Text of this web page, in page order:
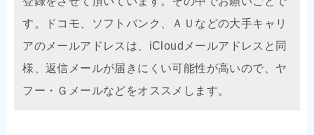
す。ドコモ、ソフトバンク、ＡＵなどの大手キャリ
アのメールアドレスは、iCloudメールアドレスと同
様、返信メールが届きにくい可能性が高いので、ヤ
フー・Ｇメールなどをオススメします。